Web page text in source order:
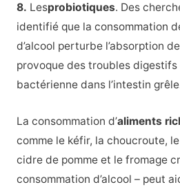
8. Lesprobiotiques. Des
identifié que la consommation
d’alcool perturbe l’absorption
provoque des troubles
bactérienne dans l’intestin
La consommation d’aliments
comme le kéfir, la choucroute,
cidre de pomme et le fromage
consommation d’alcool – peut